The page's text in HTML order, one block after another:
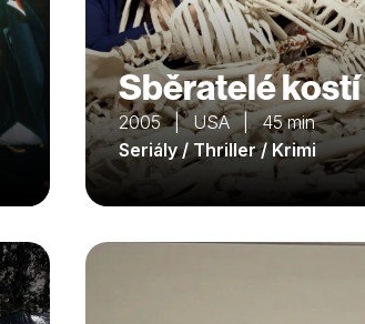
Sběratelé kostí
2005 | USA | 45 min
Seriály / Thriller / Krimi